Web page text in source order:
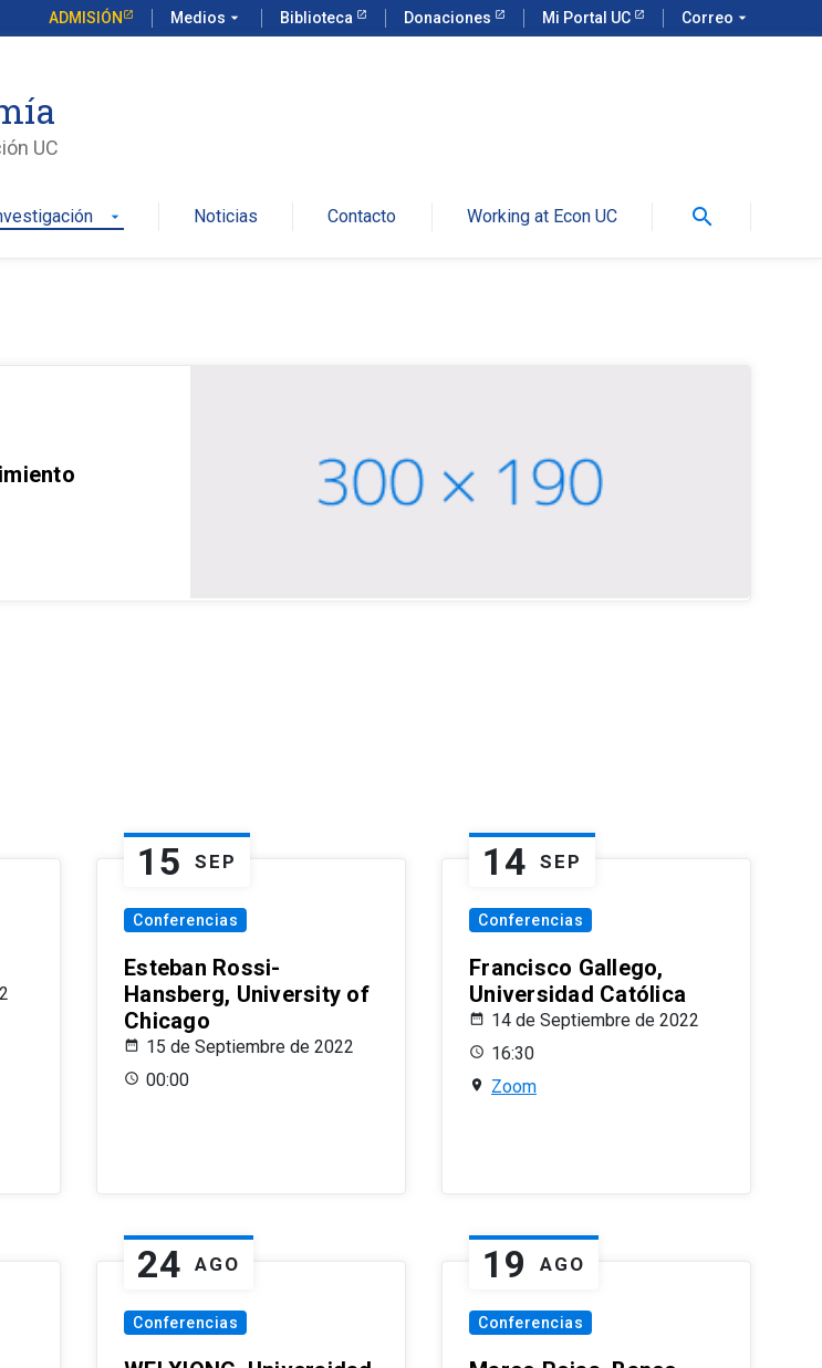
ADMISIÓN Medios arrow_drop_down Biblioteca Donaciones Mi Portal UC Correo arrow_drop_down
UC
arrow_drop_down Noticias Contacto Working at Econ UC search
15 SEP
Conferencias
Esteban Rossi-
Hansberg, University of
Chicago
15 de Septiembre de 2022
00:00
14 SEP
Conferencias
Francisco Gallego,
Universidad Católica
14 de Septiembre de 2022
16:30
Zoom
24 AGO
Conferencias
19 AGO
Conferencias